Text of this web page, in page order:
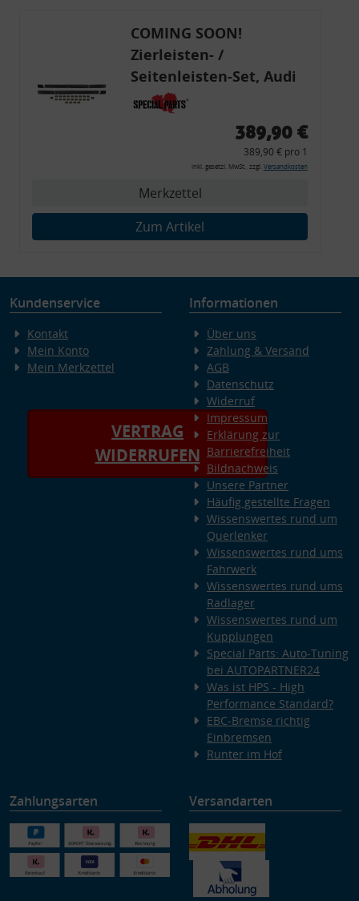
COMING SOON!
Zierleisten- /
Seitenleisten-Set, Audi
80 Cabrio, Coupe, S2, (6x
Zierleiste, 2x Kappe,
Montagewerkzeug)
389,90 €
389,90 € pro 1
inkl. gesetzl. MwSt., zzgl. Versandkosten
Merkzettel
Zum Artikel
Kundenservice
Kontakt
Mein Konto
Mein Merkzettel
VERTRAG
WIDERRUFEN
Informationen
Über uns
Zahlung & Versand
AGB
Datenschutz
Widerruf
Impressum
Erklärung zur
Barrierefreiheit
Bildnachweis
Unsere Partner
Häufig gestellte Fragen
Wissenswertes rund um
Querlenker
Wissenswertes rund ums
Fahrwerk
Wissenswertes rund ums
Radlager
Wissenswertes rund um
Kupplungen
Special Parts: Auto-Tuning
bei AUTOPARTNER24
Was ist HPS - High
Performance Standard?
EBC-Bremse richtig
Einbremsen
Runter im Hof
Zahlungsarten Versandarten